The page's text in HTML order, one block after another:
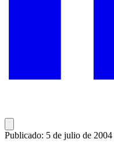
Publicado: 5 de julio de 2004